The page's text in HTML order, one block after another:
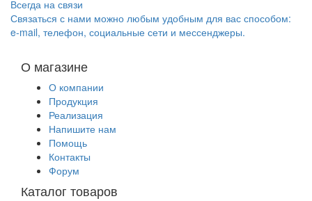
Всегда на связи
Связаться с нами можно любым удобным для вас способом:
e-mail, телефон, социальные сети и мессенджеры.
О магазине
О компании
Продукция
Реализация
Напишите нам
Помощь
Контакты
Форум
Каталог товаров